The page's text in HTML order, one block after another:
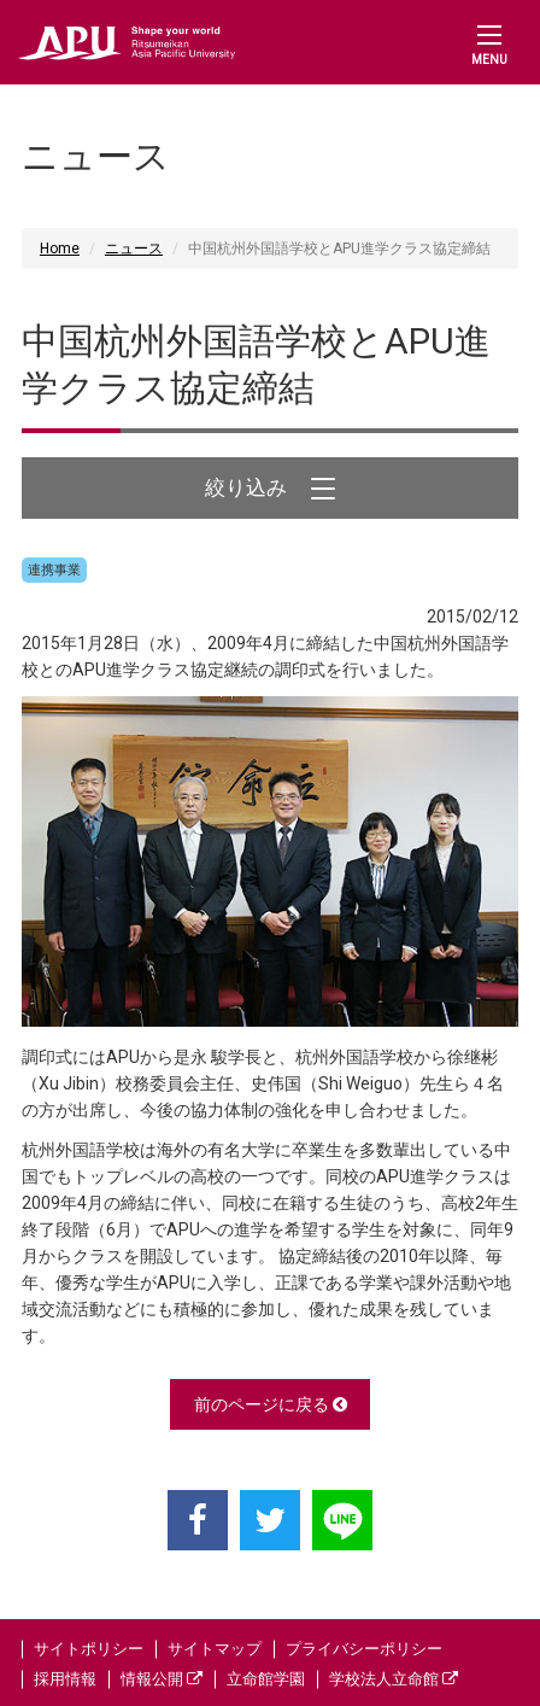
MENU
ニュース
Home ニュース 中国杭州外国語学校とAPU進学クラス協定締結
中国杭州外国語学校とAPU進
学クラス協定締結
連携事業
2015/02/12
2015年1月28日（水）、2009年4月に締結した中国杭州外国語学
校とのAPU進学クラス協定継続の調印式を行いました。
調印式にはAPUから是永 駿学長と、杭州外国語学校から徐继彬
（Xu Jibin）校務委員会主任、史伟国（Shi Weiguo）先生ら４名
の方が出席し、今後の協力体制の強化を申し合わせました。
杭州外国語学校は海外の有名大学に卒業生を多数輩出している中
国でもトップレベルの高校の一つです。同校のAPU進学クラスは
2009年4月の締結に伴い、同校に在籍する生徒のうち、高校2年生
終了段階（6月）でAPUへの進学を希望する学生を対象に、同年9
月からクラスを開設しています。 協定締結後の2010年以降、毎
年、優秀な学生がAPUに入学し、正課である学業や課外活動や地
域交流活動などにも積極的に参加し、優れた成果を残していま
す。
前のページに戻る
サイトポリシー サイトマップ
プライバシーポリシー
採用情報
情報公開 立命館学園 学校法人立命館